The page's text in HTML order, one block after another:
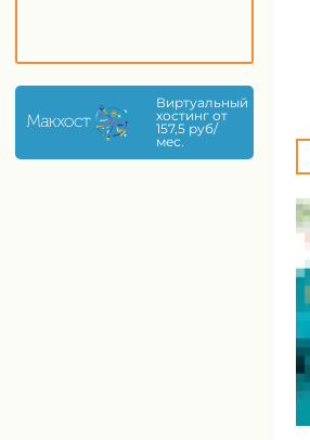
Виртуальный
хостинг от
157,5 руб/
мес.